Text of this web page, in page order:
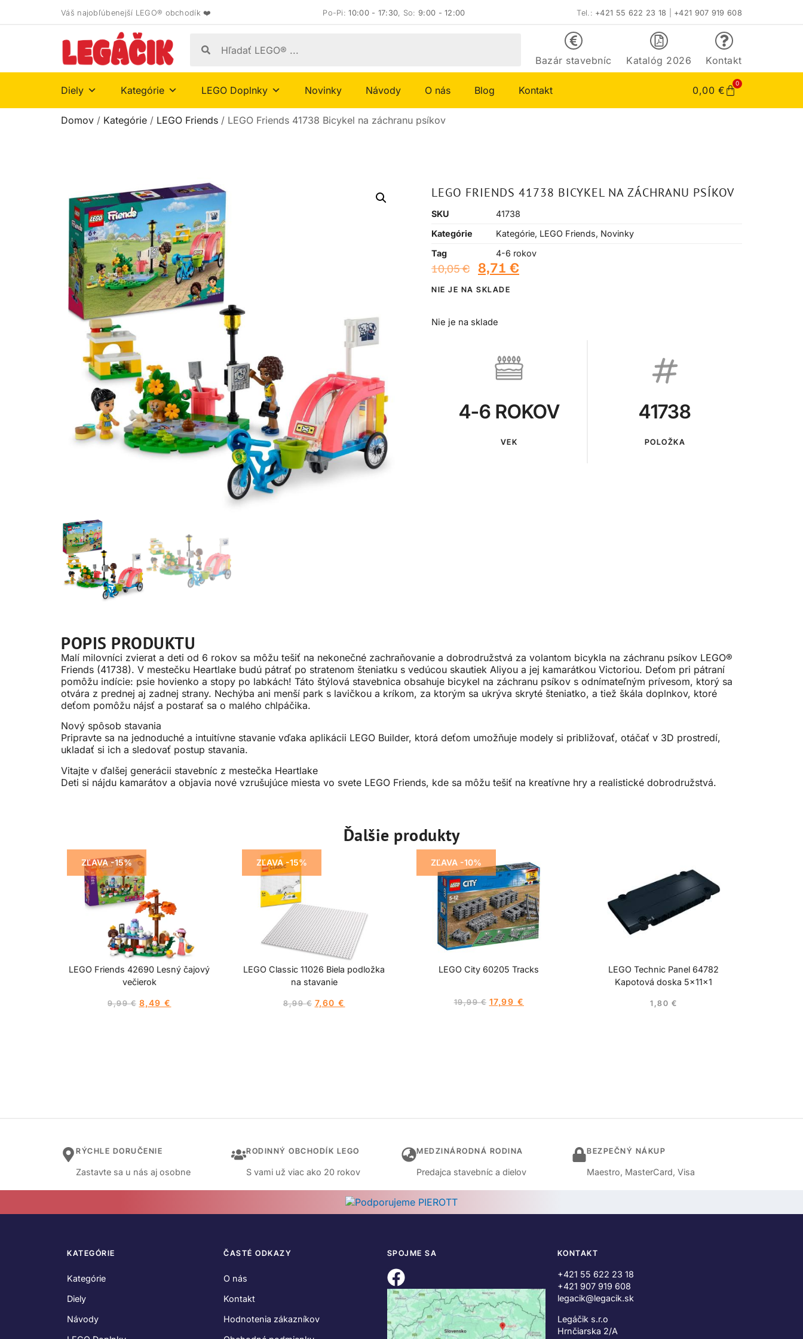
Váš najobľúbenejší LEGO® obchodík ❤️ Po-Pi:10:00 - 17:30, So:9:00 - 12:00 Tel.: +421 55 622 23 18 +421 907 919 608
Bazár stavebníc Katalóg 2026 Kontakt
Diely Kategórie LEGO Doplnky Novinky Návody O nás Blog Kontakt 0,00 €
0
Domov / Kategórie / LEGO Friends / LEGO Friends 41738 Bicykel na záchranu psíkov
LEGO FRIENDS 41738 BICYKEL NA ZÁCHRANU PSÍKOV
SKU
41738
Kategórie
Kategórie, LEGO Friends, Novinky
Tag
4-6 rokov
10,05€ 8,71 €
NIE JE NA SKLADE
Nie je na sklade
4-6 ROKOV
VEK
41738
POLOŽKA
POPIS PRODUKTU
Malí milovníci zvierat a deti od 6 rokov sa môžu tešiť na nekonečné zachraňovanie a dobrodružstvá za volantom bicykla na záchranu psíkov LEGO®
Friends (41738). V mestečku Heartlake budú pátrať po stratenom šteniatku s vedúcou skautiek Aliyou a jej kamarátkou Victoriou. Deťom pri pátraní
pomôžu indície: psie hovienko a stopy po labkách! Táto štýlová stavebnica obsahuje bicykel na záchranu psíkov s odnímateľným prívesom, ktorý sa
otvára z prednej aj zadnej strany. Nechýba ani menší park s lavičkou a kríkom, za ktorým sa ukrýva skryté šteniatko, a tiež škála doplnkov, ktoré
deťom pomôžu nájsť a postarať sa o malého chlpáčika.
Nový spôsob stavania
Pripravte sa na jednoduché a intuitívne stavanie vďaka aplikácii LEGO Builder, ktorá deťom umožňuje modely si približovať, otáčať v 3D prostredí,
ukladať si ich a sledovať postup stavania.
Vitajte v ďalšej generácii stavebníc z mestečka Heartlake
Deti si nájdu kamarátov a objavia nové vzrušujúce miesta vo svete LEGO Friends, kde sa môžu tešiť na kreatívne hry a realistické dobrodružstvá.
Ďalšie produkty
ZĽAVA -15%
LEGO Friends 42690 Lesný čajový
večierok
9,99€ 8,49 €
ZĽAVA -15%
LEGO Classic 11026 Biela podložka
na stavanie
8,99€ 7,60 €
ZĽAVA -10%
LEGO City 60205 Tracks
19,99€ 17,99 €
LEGO Technic Panel 64782
Kapotová doska 5x11x1
1,80 €
RÝCHLE DORUČENIE
Zastavte sa u nás aj osobne
RODINNÝ OBCHODÍK LEGO
S vami už viac ako 20 rokov
MEDZINÁRODNÁ RODINA
Predajca stavebníc a dielov
BEZPEČNÝ NÁKUP
Maestro, MasterCard, Visa
KATEGÓRIE
Kategórie
Diely
Návody
ČASTÉ ODKAZY
O nás
Kontakt
Hodnotenia zákazníkov
SPOJME SA KONTAKT
+421 55 622 23 18
+421 907 919 608
legacik@legacik.sk
Legáčik s.r.o
Hrnčiarska 2/A